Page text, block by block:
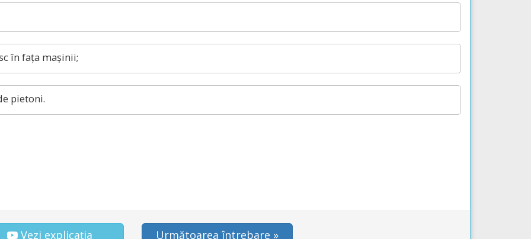
în fața mașinii;
pietoni.
Vezi explicația Următoarea întrebare »